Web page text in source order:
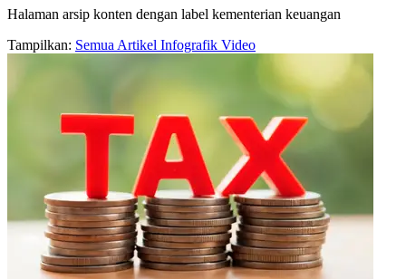
Halaman arsip konten dengan label kementerian keuangan
Tampilkan: Semua Artikel Infografik Video